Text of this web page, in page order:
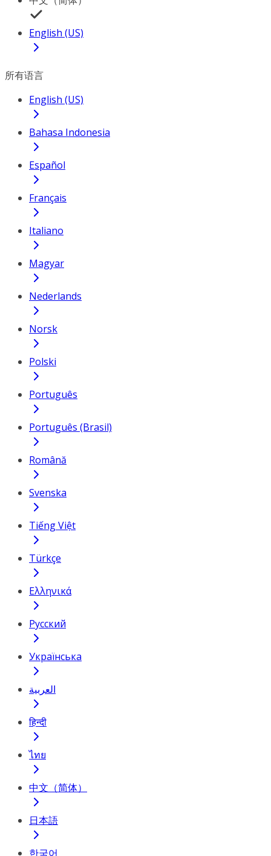
English (US)
所有语言
English (US)
Bahasa Indonesia
Español
Français
Italiano
Magyar
Nederlands
Norsk
Polski
Português
Português (Brasil)
Română
Svenska
Tiếng Việt
Türkçe
Ελληνικά
Русский
Українська
العربية
हिन्दी
ไทย
中文（简体）
日本語
한국어